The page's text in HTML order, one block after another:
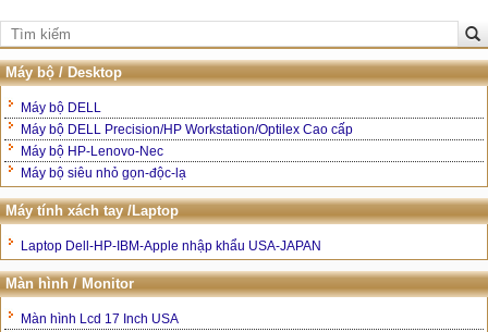
Trang Chủ
Giới thiệu
Bảo hành và hậu mãi
Hướng dẫn mua hàng
Máy bộ / Desktop
Máy bộ DELL
Máy bộ DELL Precision/HP Workstation/Optilex Cao cấp
Máy bộ HP-Lenovo-Nec
Máy bộ siêu nhỏ gọn-độc-lạ
Máy tính xách tay /Laptop
Laptop Dell-HP-IBM-Apple nhập khẩu USA-JAPAN
Màn hình / Monitor
Màn hình Lcd 17 Inch USA